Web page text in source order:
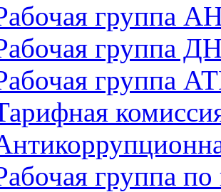
группа
группа
группа
группа